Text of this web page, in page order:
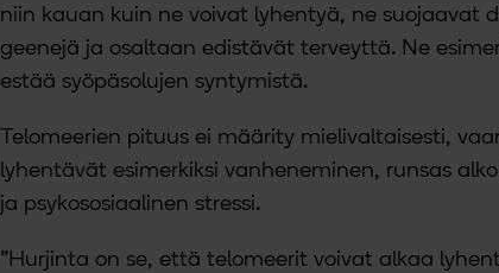
niin kauan kuin ne voivat lyhentyä, ne suojaavat
geenejä ja osaltaan edistävät terveyttä. Ne
estää syöpäsolujen syntymistä.
Telomeerien pituus ei määrity mielivaltaisesti,
lyhentävät esimerkiksi vanheneminen, runsas
ja psykososiaalinen stressi.
”Hurjinta on se, että telomeerit voivat alkaa